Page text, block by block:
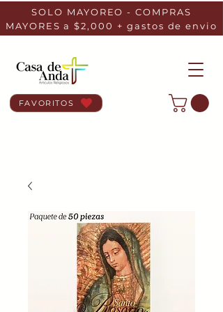
SOLO MAYOREO - COMPRAS
MAYORES a $2,000 + gastos de envio
FAVORITOS